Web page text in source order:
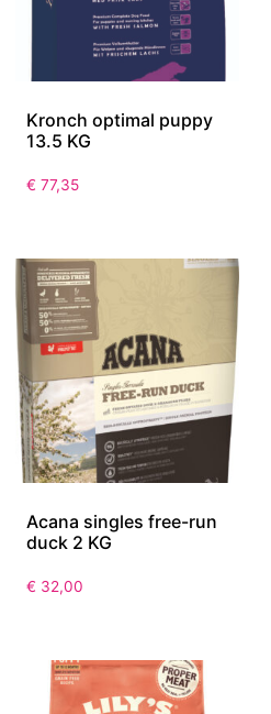
Kronch optimal puppy
13.5 KG
€ 77,35
Acana singles free-run
duck 2 KG
€ 32,00